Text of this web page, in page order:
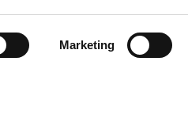
Marketing